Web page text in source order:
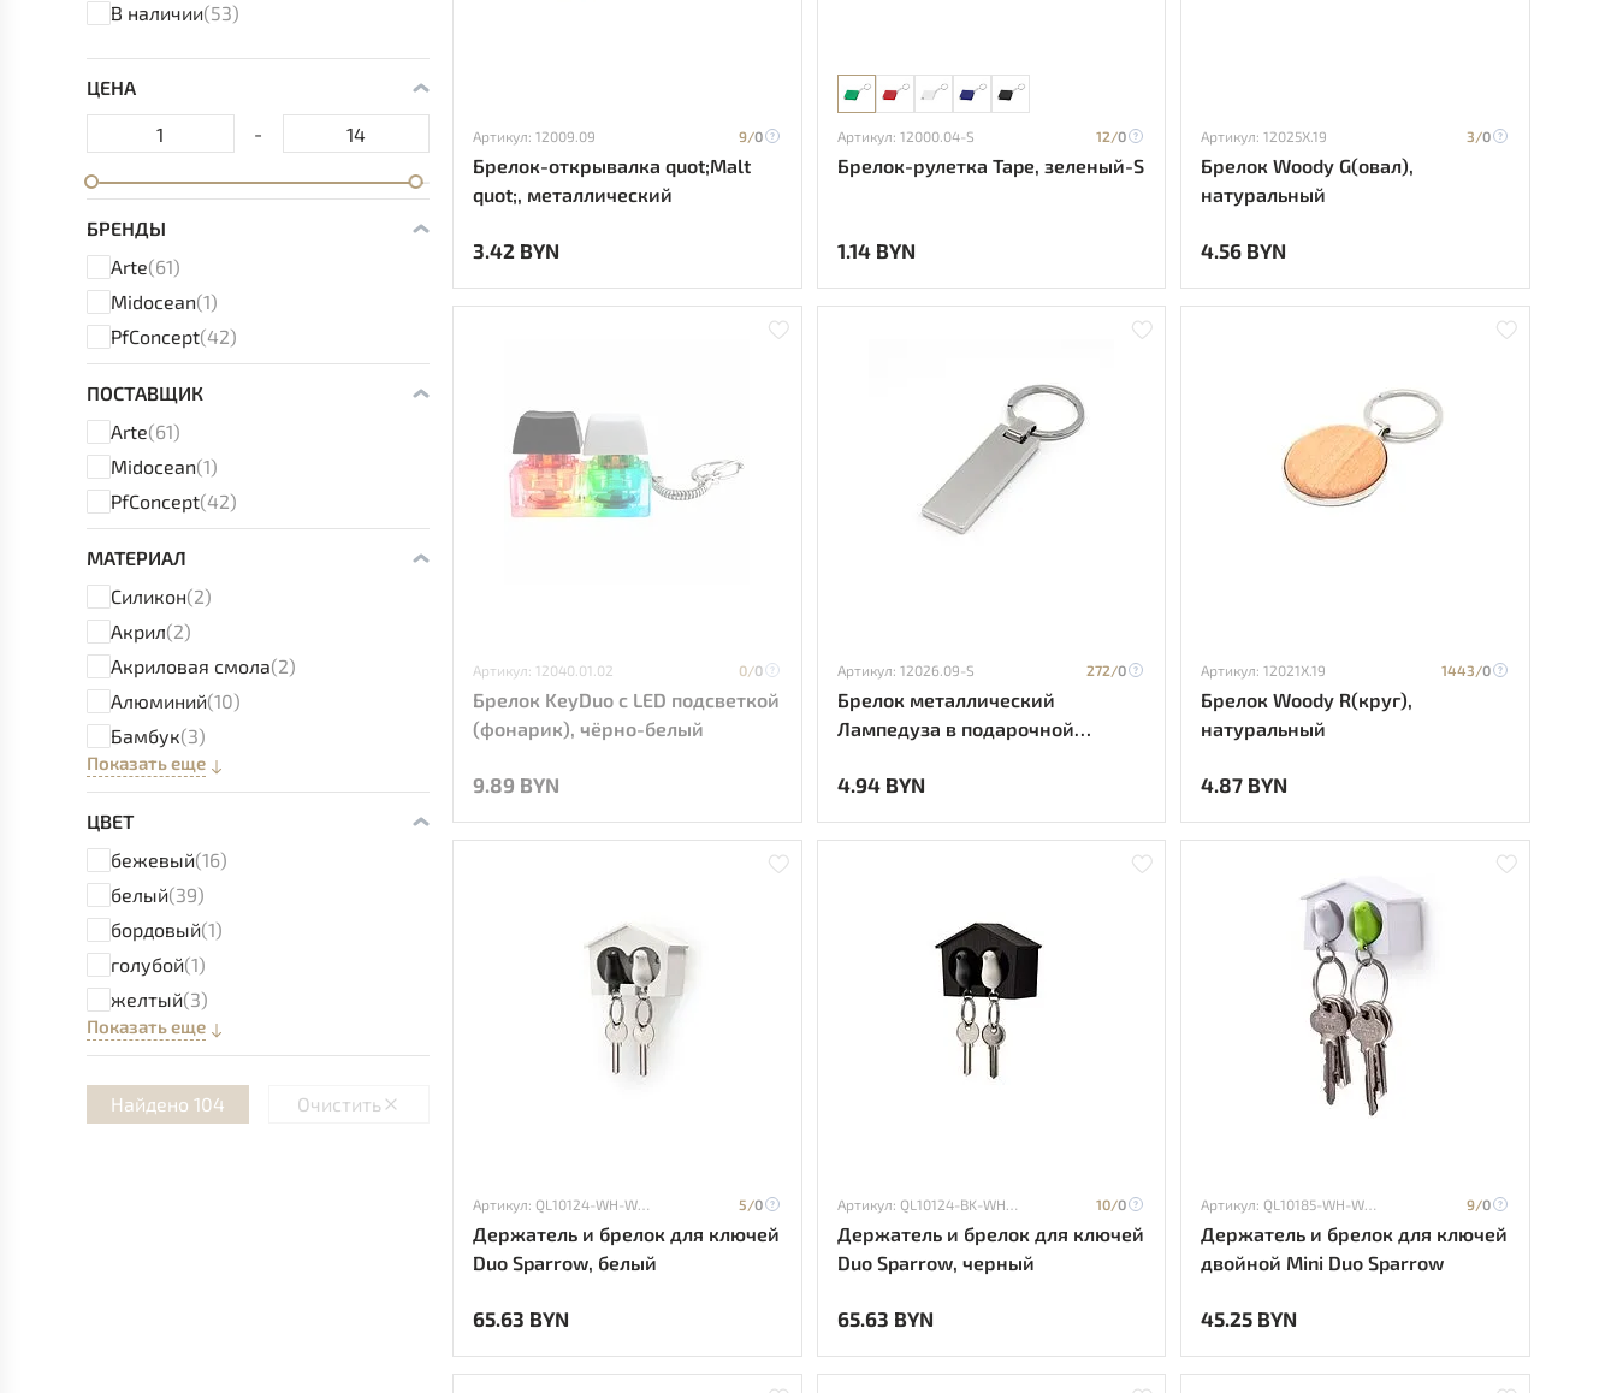
В наличии(53)
ЦЕНА
-
БРЕНДЫ
Arte(61)
Midocean(1)
PfConcept(42)
ПОСТАВЩИК
Arte(61)
Midocean(1)
PfConcept(42)
МАТЕРИАЛ
Силикон(2)
Акрил(2)
Акриловая смола(2)
Алюминий(10)
Бамбук(3)
Показать еще
ЦВЕТ
бежевый(16)
белый(39)
бордовый(1)
голубой(1)
желтый(3)
Показать еще
Найдено 104 Очистить
Артикул: 12009.09 9/0
Брелок-открывалка quot;Malt
quot;, металлический
3.42 BYN
Артикул: 12000.04-S 12/0
Брелок-рулетка Tape, зеленый-S
1.14 BYN
Артикул: 12025X.19 3/0
Брелок Woody G(овал),
натуральный
4.56 BYN
Артикул: 12040.01.02 0/0
Брелок KeyDuo с LED подсветкой
(фонарик), чёрно-белый
9.89 BYN
Артикул: 12026.09-S 272/0
Брелок металлический
Лампедуза в подарочной
4.94 BYN
Артикул: 12021X.19 1443/0
Брелок Woody R(круг),
натуральный
4.87 BYN
Артикул: QL10124-WH-WH-BK 5/0
Держатель и брелок для ключей
Duo Sparrow, белый
65.63 BYN
Артикул: QL10124-BK-WH-BK 10/0
Держатель и брелок для ключей
Duo Sparrow, черный
65.63 BYN
Артикул: QL10185-WH-WH-GN 9/0
Держатель и брелок для ключей
двойной Mini Duo Sparrow
45.25 BYN